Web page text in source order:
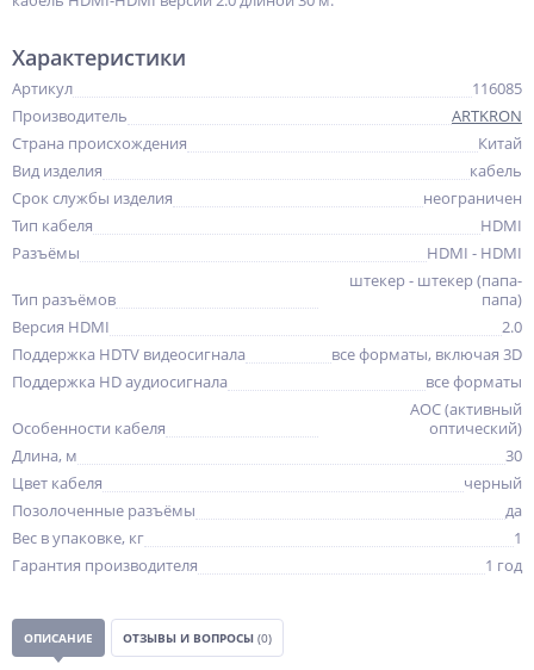
Характеристики
Артикул
116085
Производитель
ARTKRON
Страна происхождения
Китай
Вид изделия
кабель
Срок службы изделия
неограничен
Тип кабеля
HDMI
Разъёмы
HDMI - HDMI
Тип разъёмов
штекер - штекер (папа-
папа)
Версия HDMI
2.0
Поддержка HDTV видеосигнала
все форматы, включая 3D
Поддержка HD аудиосигнала
все форматы
Особенности кабеля
AOC (активный
оптический)
Длина, м
30
Цвет кабеля
черный
Позолоченные разъёмы
да
Вес в упаковке, кг
1
Гарантия производителя
1 год
ОПИСАНИЕ ОТЗЫВЫ И ВОПРОСЫ (0)